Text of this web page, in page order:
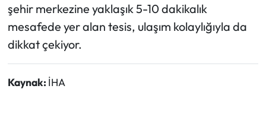
şehir merkezine yaklaşık 5-10 dakikalık
mesafede yer alan tesis, ulaşım kolaylığıyla da
dikkat çekiyor.
Kaynak: İHA